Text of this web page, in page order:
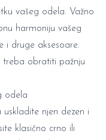
vašeg odela. Važno
harmoniju vašeg
i druge aksesoare.
treba obratiti pažnju
odela
njen dezen i
klasično crno ili